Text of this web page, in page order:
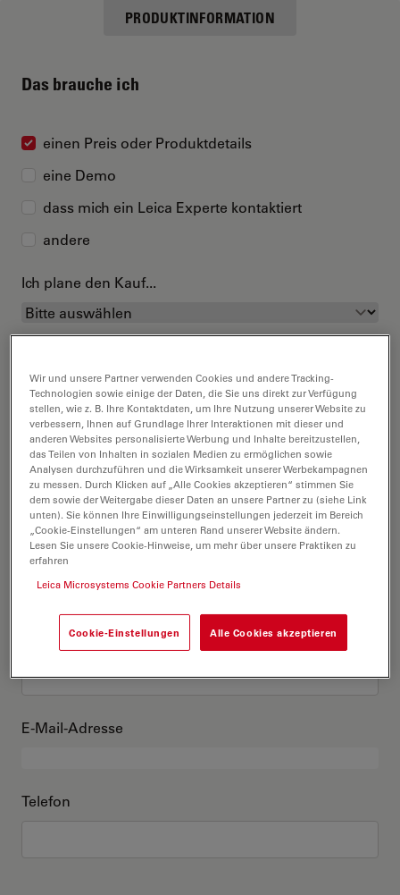
PRODUKTINFORMATION
Das brauche ich
einen Preis oder Produktdetails
eine Demo
dass mich ein Leica Experte kontaktiert
andere
Ich plane den Kauf...
Das bin ich
Akademischer Grad
Vorname
Nachname
E-Mail-Adresse
Telefon
Wir und unsere Partner verwenden Cookies und andere Tracking-
Technologien sowie einige der Daten, die Sie uns direkt zur Verfügung
stellen, wie z. B. Ihre Kontaktdaten, um Ihre Nutzung unserer Website zu
verbessern, Ihnen auf Grundlage Ihrer Interaktionen mit dieser und
anderen Websites personalisierte Werbung und Inhalte bereitzustellen,
das Teilen von Inhalten in sozialen Medien zu ermöglichen sowie
Analysen durchzuführen und die Wirksamkeit unserer Werbekampagnen
zu messen. Durch Klicken auf „Alle Cookies akzeptieren“ stimmen Sie
dem sowie der Weitergabe dieser Daten an unsere Partner zu (siehe Link
unten). Sie können Ihre Einwilligungseinstellungen jederzeit im Bereich
„Cookie-Einstellungen“ am unteren Rand unserer Website ändern.
Lesen Sie unsere Cookie-Hinweise, um mehr über unsere Praktiken zu
erfahren
Leica Microsystems Cookie Partners Details
Cookie-Einstellungen Alle Cookies akzeptieren